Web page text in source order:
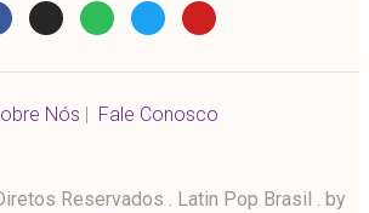
Nós | Fale Conosco
Reservados . Latin Pop Brasil . by